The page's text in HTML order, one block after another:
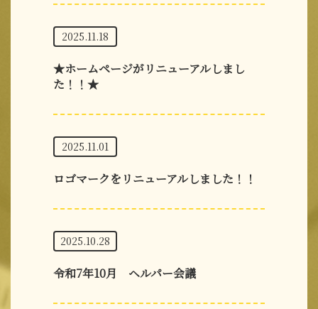
2025.11.18
★ホームページがリニューアルしまし
た！！★
2025.11.01
ロゴマークをリニューアルしました！！
2025.10.28
令和7年10月 ヘルパー会議